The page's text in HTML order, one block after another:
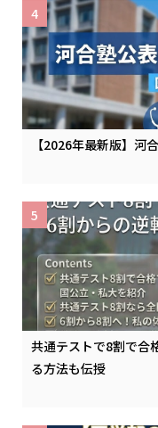
【2026年最新版】河
4
共通テストで8割で合
る方法も伝授
5